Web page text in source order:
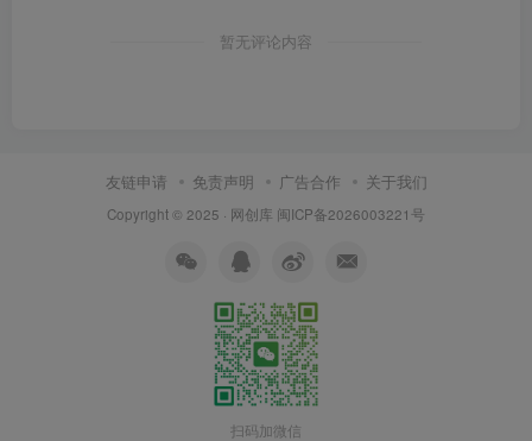
暂无评论内容
友链申请 免责声明 广告合作 关于我们
Copyright © 2025 · 网创库 闽ICP备2026003221号
扫码加微信